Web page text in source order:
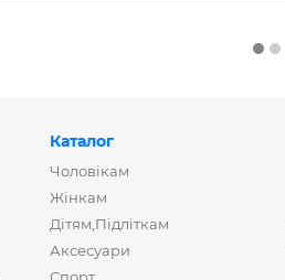
Каталог
Чоловікам
Жінкам
Дітям,Підліткам
Аксесуари